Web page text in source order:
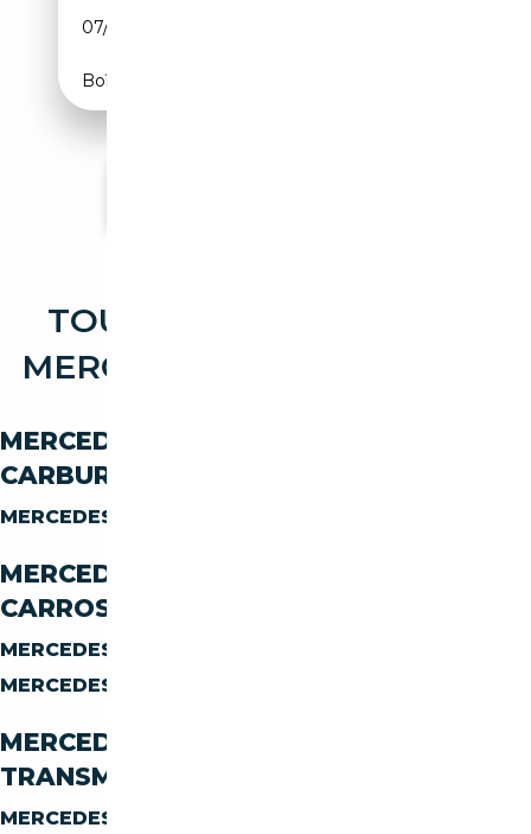
07/1984
Boîte automatique
TOUTES LES OCCASIONS
MERCEDES-BENZ SL SL 380
MERCEDES-BENZ SL SL-380 PAR
CARBURANT
MERCEDES-BENZ SL SL-380
MERCEDES-BENZ SL SL-380 PAR
CARROSSERIE
MERCEDES-BENZ SL SL-380
MERCEDES-BENZ SL SL-380
MERCEDES-BENZ SL SL-380 PAR
TRANSMISSION
MERCEDES-BENZ SL SL-380